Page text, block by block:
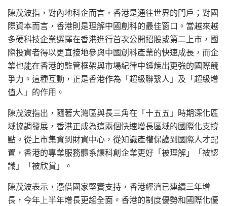
陳茂波指，對內地科企而言，香港是通往世界的門戶；對國
際資本而言，香港則是理解中國創科的最佳窗口。當越來越
多硬科技企業選擇在香港進行首次公開招股或第二上市，國
際投資者得以更直接地參與中國創科產業的快速成長，而企
業也能在香港的監管框架與市場紀律中錘煉出更強的國際競
爭力。這種互動，正是香港作為「超級聯繫人」及「超級增
值人」的作用。
陳茂波指出，隨著大灣區與長三角在「十五五」時期深化區
域協調發展，香港正成為這兩個快速增長區域的國際化支撐
點。從上市集資到財資中心，從知識產權保護到國際人才配
置，香港的專業服務體系讓科創企業更好「被理解」「被認
識」「被欣賞」。
陳茂波表示，憑借國家堅實支持，香港經濟已連續三年增
長，今年上半年增長更趨全面。香港的制度優勢和國際化優